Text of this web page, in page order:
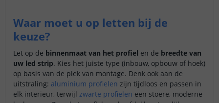
Waar moet u op letten bij de
keuze?
Let op de binnenmaat van het profiel en de breedte van
uw led strip. Kies het juiste type (inbouw, opbouw of hoek)
op basis van de plek van montage. Denk ook aan de
uitstraling: aluminium profielen zijn tijdloos en passen in
elk interieur, terwijl zwarte profielen een stoere, moderne